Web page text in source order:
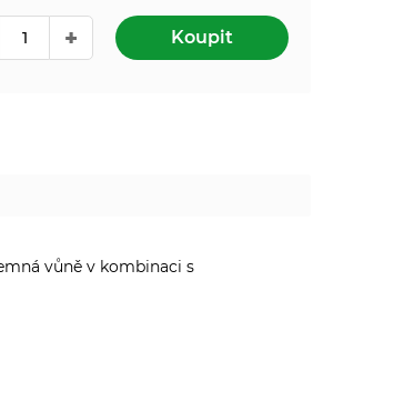
Koupit
vůně v kombinaci s